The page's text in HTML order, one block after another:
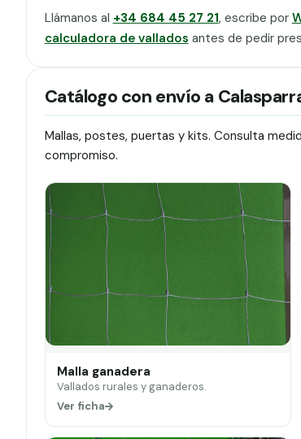
Llámanos al +34 684 45 27 21, escribe por
calculadora de vallados antes de pedir
Catálogo con envío a
Mallas, postes, puertas y kits. Consulta
compromiso.
Malla ganadera
Vallados rurales y ganaderos.
Ver ficha